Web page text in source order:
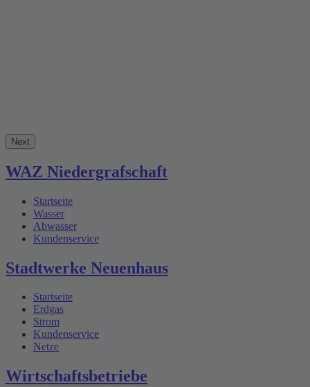
Next
WAZ Niedergrafschaft
Startseite
Wasser
Abwasser
Kundenservice
Stadtwerke Neuenhaus
Startseite
Erdgas
Strom
Kundenservice
Netze
Wirtschaftsbetriebe